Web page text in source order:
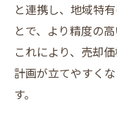
事例から学ぶ
の秘訣
成功事例
失敗事例
と連携し、地域特
とで、より精度の
これにより、売却
計画が立てやすく
す。